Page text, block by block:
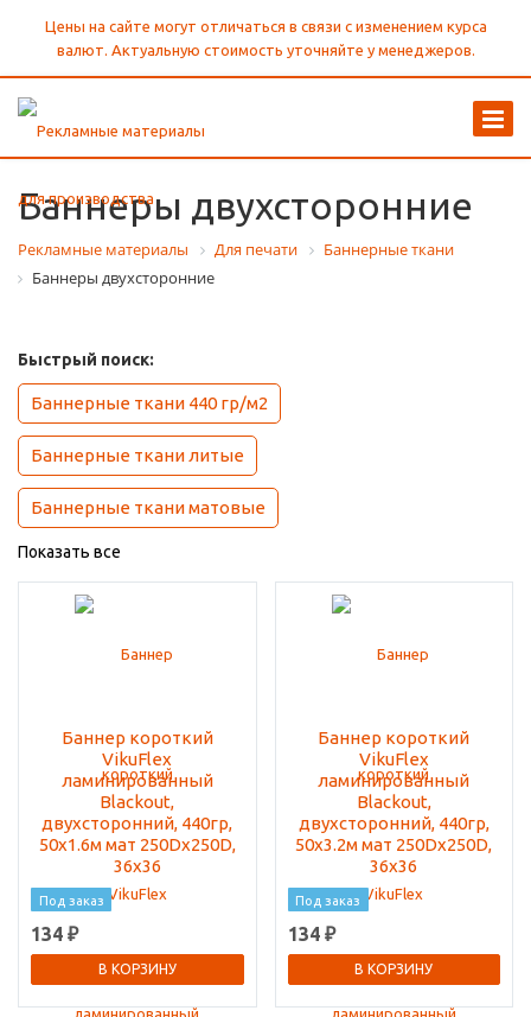
Цены на сайте могут отличаться в связи с изменением курса
валют. Актуальную стоимость уточняйте у менеджеров.
Баннеры двухсторонние
Рекламные материалы Для печати
Баннерные ткани
Баннеры двухсторонние
Быстрый поиск:
Баннерные ткани 440 гр/м2
Баннерные ткани литые
Баннерные ткани матовые
Показать все
Баннер короткий
VikuFlex
ламинированный
Blackout,
двухсторонний, 440гр,
50x1.6м мат 250Dx250D,
36x36
Под заказ
134 ₽
В КОРЗИНУ
Баннер короткий
VikuFlex
ламинированный
Blackout,
двухсторонний, 440гр,
50x3.2м мат 250Dx250D,
36x36
Под заказ
134 ₽
В КОРЗИНУ